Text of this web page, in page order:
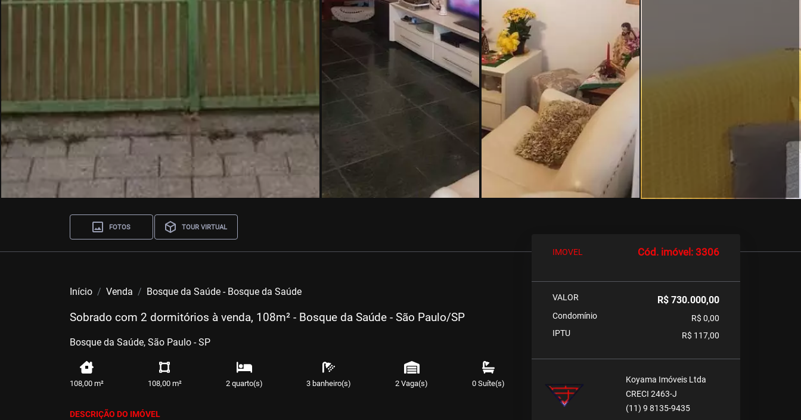
FOTOS TOUR VIRTUAL
Início Venda Bosque da Saúde - Bosque da Saúde
Sobrado com 2 dormitórios à venda, 108m² - Bosque da Saúde - São Paulo/SP
Bosque da Saúde, São Paulo - SP
108,00 m² 108,00 m² 2 quarto(s) 3 banheiro(s) 2 Vaga(s) 0 Suíte(s)
DESCRIÇÃO DO IMÓVEL
IMOVEL Cód. imóvel: 3306
VALOR R$ 730.000,00
Condomínio
R$ 0,00
IPTU
R$ 117,00
Koyama Imóveis Ltda
CRECI 2463-J
(11) 9 8135-9435